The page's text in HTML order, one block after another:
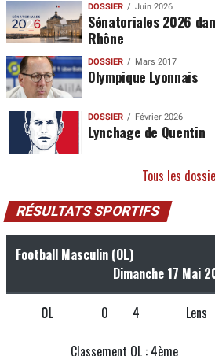
DOSSIER Juin 2026
Sénatoriales 2026
Rhône
DOSSIER Mars 2017
Olympique Lyonnais
DOSSIER Février 2026
Lynchage de Quentin
Tous les
RÉSULTATS SPORTIFS
Football Masculin (OL)
Dimanche 17 Mai
OL 0 4 Lens
Classement OL : 4ème